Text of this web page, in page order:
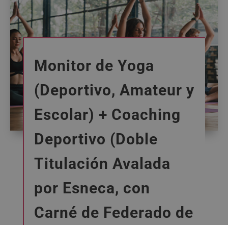
Monitor de Yoga
(Deportivo, Amateur y
Escolar) + Coaching
Deportivo (Doble
Titulación Avalada
por Esneca, con
Carné de Federado de